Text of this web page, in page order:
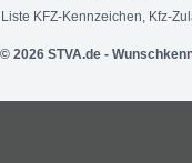
Liste KFZ-Kennzeichen, Kfz-
© 2026 STVA.de -